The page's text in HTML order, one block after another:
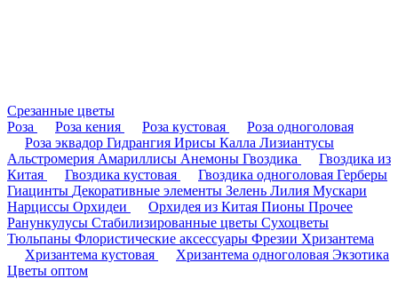
Срезанные цветы
Роза
Роза кения Роза кустовая
Роза одноголовая
Роза эквадор Гидрангия Ирисы Калла Лизиантусы
Альстромерия Амариллисы Анемоны Гвоздика
Гвоздика из
Китая
Гвоздика кустовая Гвоздика одноголовая Герберы
Гиацинты Декоративные элементы Зелень Лилия Мускари
Нарциссы Орхидеи Орхидея из Китая Пионы Прочее
Ранункулусы Стабилизированные цветы Сухоцветы
Тюльпаны Флористические аксессуары Фрезии Хризантема
Хризантема кустовая
Хризантема одноголовая Экзотика
Цветы оптом